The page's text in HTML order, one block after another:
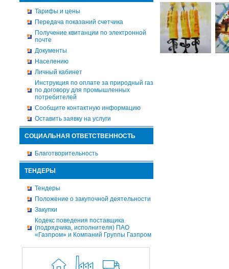
Тарифы и цены
Передача показаний счетчика
Получение квитанции по электронной
почте
Документы
Населению
Личный кабинет
Инструкция по оплате за природный газ
по договору для промышленных
потребителей
Сообщите контактную информацию
Оставить заявку на услуги
СОЦИАЛЬНАЯ ОТВЕТСТВЕННОСТЬ
Благотворительность
ТЕНДЕРЫ
Тендеры
Положение о закупочной деятельности
Закупки
Кодекс поведения поставщика
(подрядчика, исполнителя) ПАО
«Газпром» и Компаний Группы Газпром